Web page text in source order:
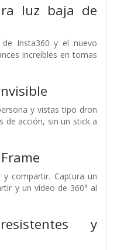
luz baja de
Insta360 y el nuevo
increíbles en tomas
y vistas tipo dron
de acción, sin un stick a
compartir. Captura un
y un vídeo de 360° al
y